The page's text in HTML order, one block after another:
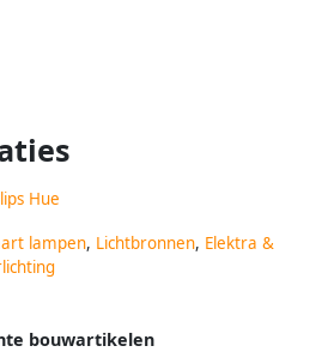
Hue
lampen, Lichtbronnen, Elektra &
bouwartikelen